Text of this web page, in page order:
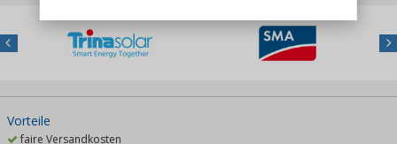
Vorteile
faire Versandkosten